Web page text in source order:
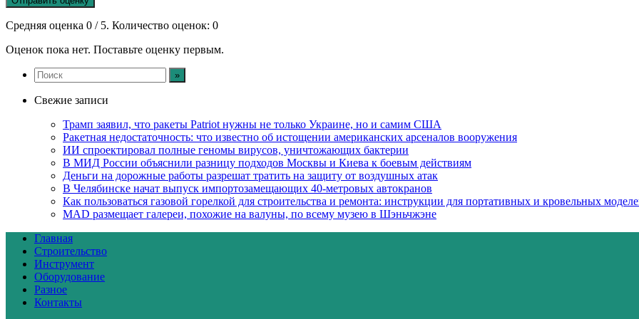
Средняя оценка 0 / 5. Количество оценок: 0
Оценок пока нет. Поставьте оценку первым.
Свежие записи
Трамп заявил, что ракеты Patriot нужны не только Украине, но и самим США
Ракетная недостаточность: что известно об истощении американских арсеналов вооружения
ИИ спроектировал полные геномы вирусов, уничтожающих бактерии
В МИД России объяснили разницу подходов Москвы и Киева к боевым действиям
Деньги на дорожные работы разрешат тратить на защиту от воздушных атак
В Челябинске начат выпуск импортозамещающих 40-метровых автокранов
Как пользоваться газовой горелкой для строительства и ремонта: инструкции для портативных и кровельных
MAD размещает галереи, похожие на валуны, по всему музею в Шэньчжэне
Главная
Строительство
Инструмент
Оборудование
Разное
Контакты